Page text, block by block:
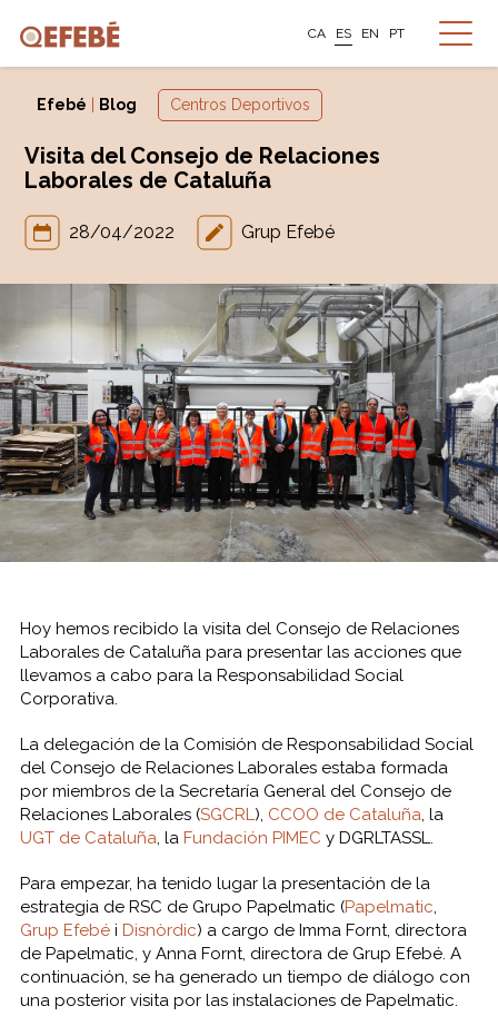
CA ES EN PT
Efebé Blog Centros Deportivos
Visita del Consejo de Relaciones
Laborales de Cataluña
28/04/2022 Grup Efebé
Hoy hemos recibido la visita del Consejo de Relaciones
Laborales de Cataluña para presentar las acciones que
llevamos a cabo para la Responsabilidad Social
Corporativa.
La delegación de la Comisión de Responsabilidad Social
del Consejo de Relaciones Laborales estaba formada
por miembros de la Secretaría General del Consejo de
Relaciones Laborales (SGCRL), CCOO de Cataluña, la
UGT de Cataluña, la Fundación PIMEC y DGRLTASSL.
Para empezar, ha tenido lugar la presentación de la
estrategia de RSC de Grupo Papelmatic (Papelmatic,
Grup Efebéi Disnòrdic) a cargo de Imma Fornt, directora
de Papelmatic, y Anna Fornt, directora de Grup Efebé. A
continuación, se ha generado un tiempo de diálogo con
una posterior visita por las instalaciones de Papelmatic.